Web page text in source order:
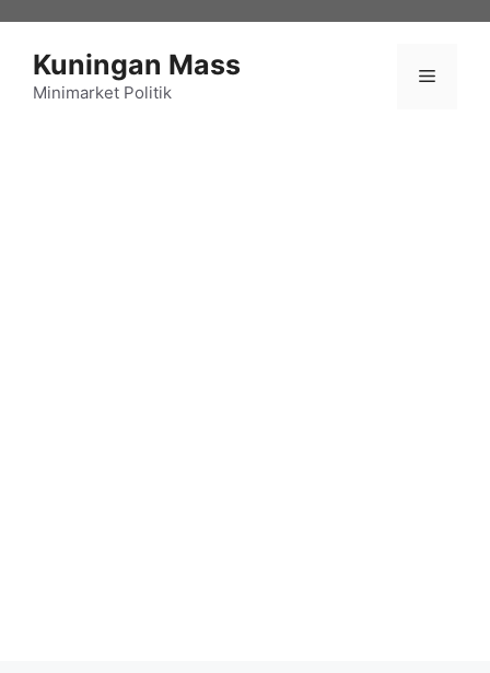
Kuningan Mass
Minimarket Politik
Menu